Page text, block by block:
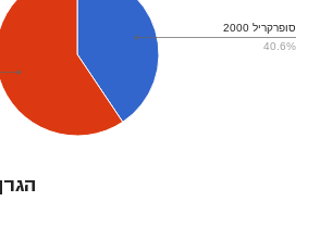
סופרקריל 2000
40.6%